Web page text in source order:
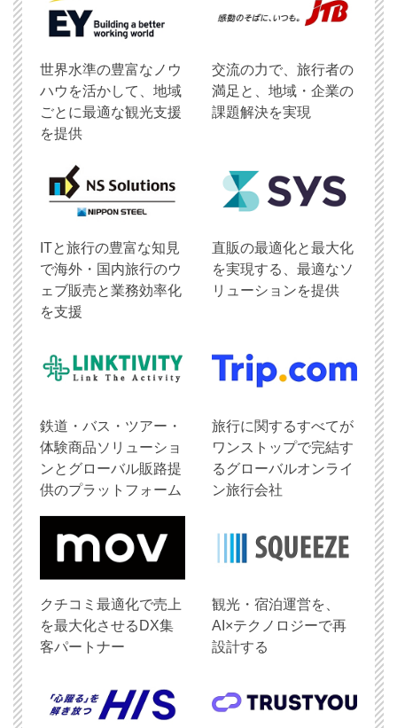
世界水準の豊富なノウ
ハウを活かして、地域
ごとに最適な観光支援
を提供
交流の力で、旅行者の
満足と、地域・企業の
課題解決を実現
ITと旅行の豊富な知見
で海外・国内旅行のウ
ェブ販売と業務効率化
を支援
直販の最適化と最大化
を実現する、最適なソ
リューションを提供
鉄道・バス・ツアー・
体験商品ソリューショ
ンとグローバル販路提
供のプラットフォーム
旅行に関するすべてが
ワンストップで完結す
るグローバルオンライ
ン旅行会社
クチコミ最適化で売上
を最大化させるDX集
客パートナー
観光・宿泊運営を、
AI×テクノロジーで再
設計する